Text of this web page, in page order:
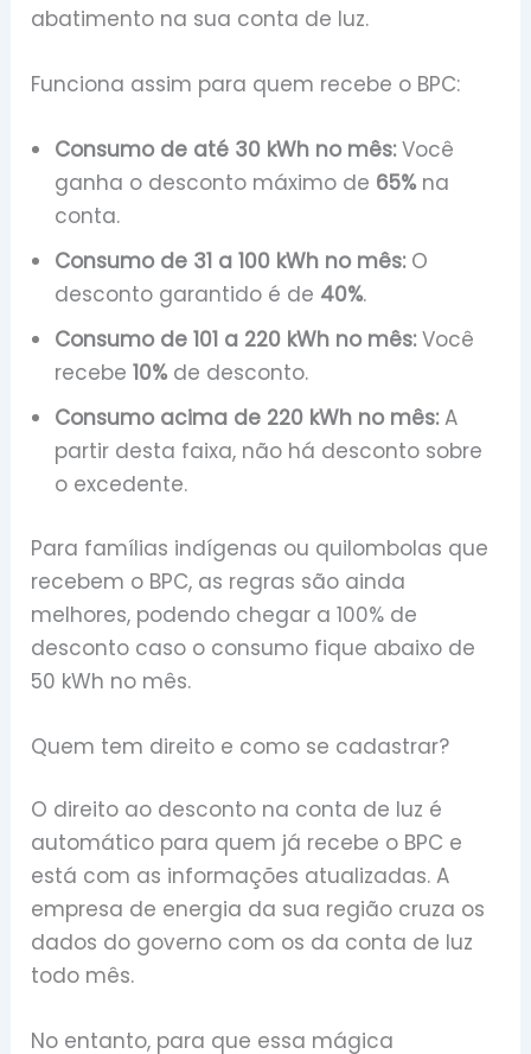
abatimento na sua conta de luz.
Funciona assim para quem recebe o BPC:
Consumo de até 30 kWh no mês:Você
ganha o desconto máximo de 65%na
conta.
Consumo de 31 a 100 kWh no mês:O
desconto garantido é de 40%.
Consumo de 101 a 220 kWh no mês:Você
recebe10%de desconto.
Consumo acima de 220 kWh no mês:A
partir desta faixa, não há desconto sobre
o excedente.
Para famílias indígenas ou quilombolas que
recebem o BPC, as regras são ainda
melhores, podendo chegar a 100% de
desconto caso o consumo fique abaixo de
50 kWh no mês.
Quem tem direito e como se cadastrar?
O direito ao desconto na conta de luz é
automático para quem já recebe o BPC e
está com as informações atualizadas. A
empresa de energia da sua região cruza os
dados do governo com os da conta de luz
todo mês.
No entanto, para que essa mágica